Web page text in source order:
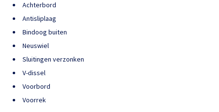
Achterbord
Antisliplaag
Bindoog buiten
Neuswiel
Sluitingen verzonken
V-dissel
Voorbord
Voorrek